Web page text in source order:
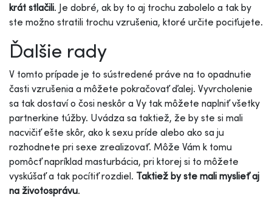
krát stlačili. Je dobré, ak by to aj trochu zabolelo a tak by
ste možno stratili trochu vzrušenia, ktoré určite pociťujete.
Ďalšie rady
V tomto prípade je to sústredené práve na to opadnutie
časti vzrušenia a môžete pokračovať ďalej. Vyvrcholenie
sa tak dostaví o čosi neskôr a Vy tak môžete naplniť všetky
partnerkine túžby. Uvádza sa taktiež, že by ste si mali
nacvičiť ešte skôr, ako k sexu príde alebo ako sa ju
rozhodnete pri sexe zrealizovať. Môže Vám k tomu
pomôcť napríklad masturbácia, pri ktorej si to môžete
vyskúšať a tak pocítiť rozdiel. Taktiež by ste mali myslieť aj
na životosprávu.